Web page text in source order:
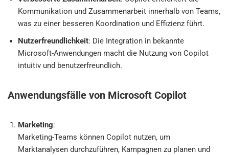
Kommunikation und Zusammenarbeit innerhalb von Teams,
was zu einer besseren Koordination und Effizienz führt.
Nutzerfreundlichkeit: Die Integration in bekannte
Microsoft-Anwendungen macht die Nutzung von Copilot
intuitiv und benutzerfreundlich.
Anwendungsfälle von Microsoft Copilot
Marketing:
Marketing-Teams können Copilot nutzen, um
Marktanalysen durchzuführen, Kampagnen zu planen und